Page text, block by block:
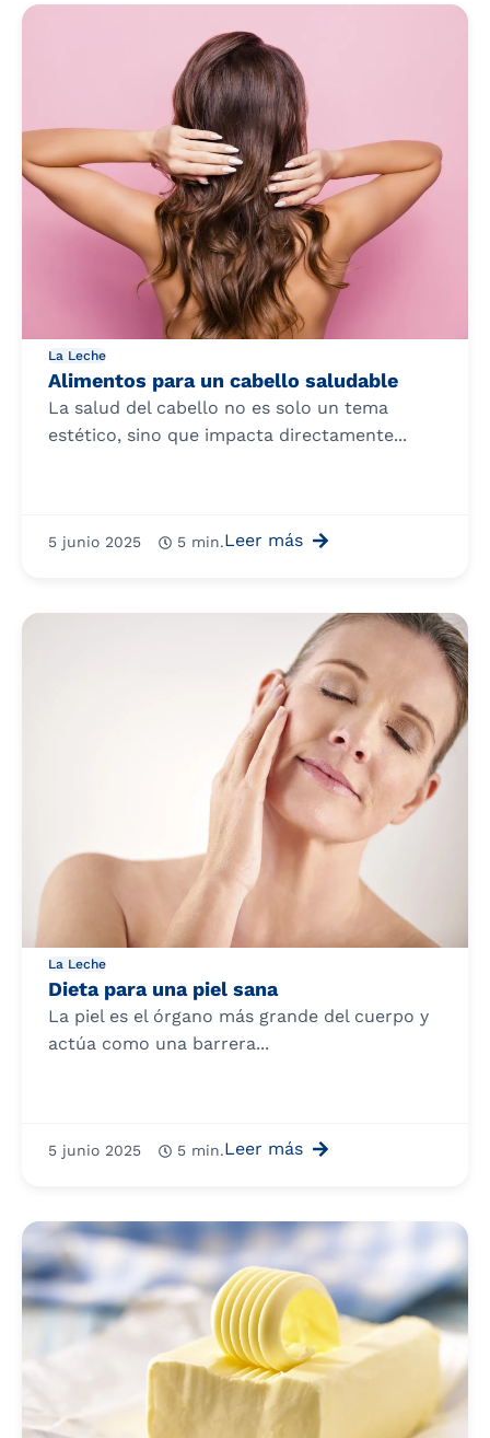
La Leche
Alimentos para un cabello saludable
La salud del cabello no es solo un tema
estético, sino que impacta directamente...
5 junio 2025 5 min.Leer más
La Leche
Dieta para una piel sana
La piel es el órgano más grande del cuerpo y
actúa como una barrera...
5 junio 2025 5 min.Leer más